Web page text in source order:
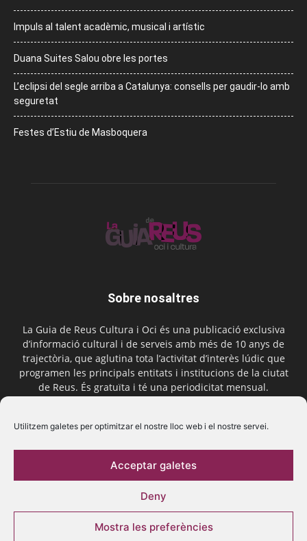
Utilitzem galetes per optimitzar el nostre lloc web i el nostre servei.
Acceptar galetes
Deny
Mostra les preferències
Impuls al talent acadèmic, musical i artístic
Duana Suites Salou obre les portes
L’eclipsi del segle arriba a Catalunya: consells per gaudir-lo amb
seguretat
Festes d’Estiu de Masboquera
Sobre nosaltres
La Guia de Reus Cultura i Oci és una publicació exclusiva
d’informació cultural i de serveis amb més de 10 anys de
trajectòria, que aglutina tota l’activitat d’interès lúdic que
programen les principals entitats i institucions de la ciutat
de Reus. És gratuïta i té una periodicitat mensual.
Segueix-nos